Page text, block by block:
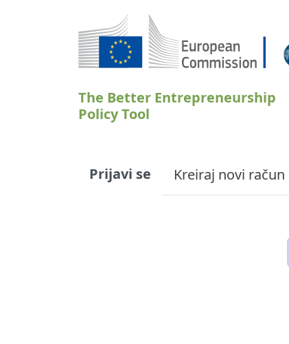
The Better Entrepreneurship
Policy Tool
Primary tabs
Prijavi se Kreiraj novi račun